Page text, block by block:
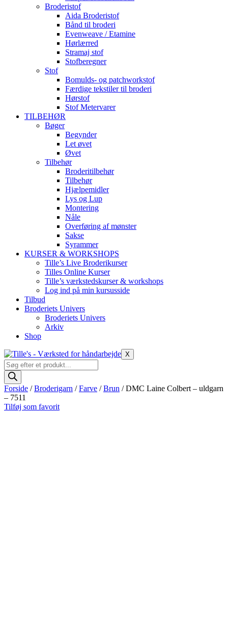
Broderistof
Aida Broderistof
Bånd til broderi
Evenweave / Etamine
Hørlærred
Stramaj stof
Stofberegner
Stof
Bomulds- og patchworkstof
Færdige tekstiler til broderi
Hørstof
Stof Metervarer
TILBEHØR
Bøger
Begynder
Let øvet
Øvet
Tilbehør
Broderitilbehør
Tilbehør
Hjælpemidler
Lys og Lup
Montering
Nåle
Overføring af mønster
Sakse
Syrammer
KURSER & WORKSHOPS
Tille’s Live Broderikurser
Tilles Online Kurser
Tille’s værkstedskurser & workshops
Log ind på min kursusside
Tilbud
Broderiets Univers
Broderiets Univers
Arkiv
Shop
X
Products
search
Forside /Broderigarn /Farve /Brun / DMC Laine Colbert – uldgarn
– 7511
Tilføj som favorit